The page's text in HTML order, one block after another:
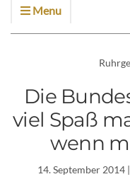
Menu
Die
viel Spaß
wenn
14. September 2014